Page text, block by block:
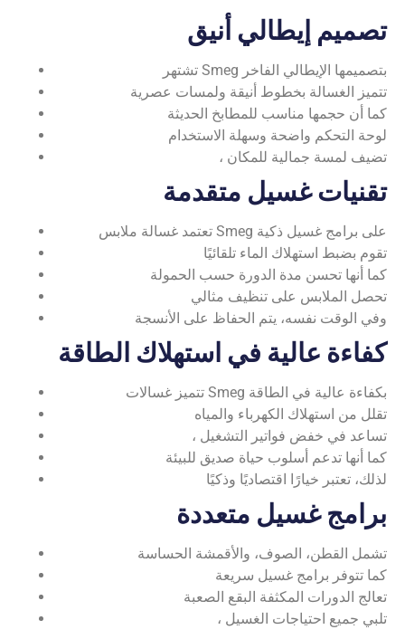
تصميم إيطالي أنيق
تشتهر Smeg بتصميمها الإيطالي الفاخر
تتميز الغسالة بخطوط أنيقة ولمسات عصرية
كما أن حجمها مناسب للمطابخ الحديثة
لوحة التحكم واضحة وسهلة الاستخدام
، تضيف لمسة جمالية للمكان
تقنيات غسيل متقدمة
تعتمد غسالة ملابس Smeg على برامج غسيل ذكية
تقوم بضبط استهلاك الماء تلقائيًا
كما أنها تحسن مدة الدورة حسب الحمولة
تحصل الملابس على تنظيف مثالي
وفي الوقت نفسه، يتم الحفاظ على الأنسجة
كفاءة عالية في استهلاك الطاقة
تتميز غسالات Smeg بكفاءة عالية في الطاقة
تقلل من استهلاك الكهرباء والمياه
، تساعد في خفض فواتير التشغيل
كما أنها تدعم أسلوب حياة صديق للبيئة
لذلك، تعتبر خيارًا اقتصاديًا وذكيًا
برامج غسيل متعددة
تشمل القطن، الصوف، والأقمشة الحساسة
كما تتوفر برامج غسيل سريعة
تعالج الدورات المكثفة البقع الصعبة
، تلبي جميع احتياجات الغسيل